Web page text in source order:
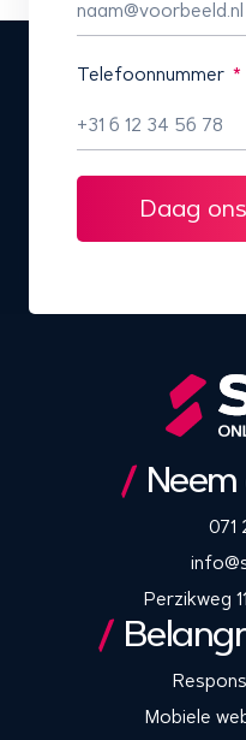
Telefoonnummer
Daag
071
Perzikweg
Mobiele